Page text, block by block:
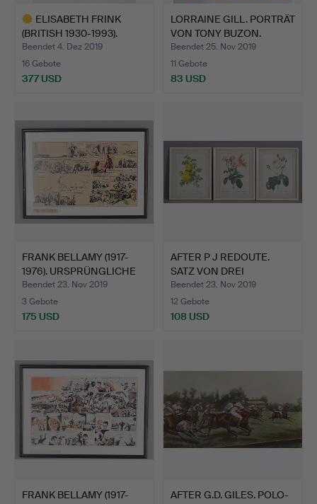
ELISABETH FRINK
(BRITISH 1930-1993).
ANTHO…
Beendet 4. Dez 2019
16 Gebote
377 USD
LORRAINE GILL. PORTRÄT
VON TONY BUZON.
Beendet 25. Nov 2019
11 Gebote
83 USD
FRANK BELLAMY (1917-
1976). URSPRÜNGLICHE
C…
Beendet 23. Nov 2019
3 Gebote
175 USD
AFTER P J REDOUTE.
SATZ VON DREI
DEKORATIV…
Beendet 23. Nov 2019
12 Gebote
108 USD
FRANK BELLAMY (1917-
AFTER G.D. GILES. POLO-